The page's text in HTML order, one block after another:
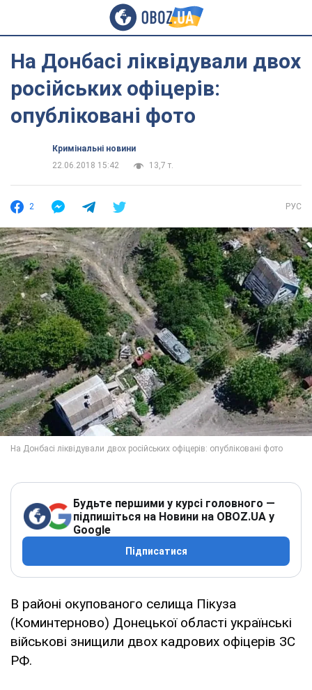
На Донбасі ліквідували двох
російських офіцерів:
опубліковані фото
Кримінальні новини
22.06.2018 15:42
13,7 т.
2 РУС
Будьте першими у курсі головного —
підпишіться на Новини на OBOZ.UA у
Google
Підписатися
В районі окупованого селища Пікуза
(Коминтерново) Донецької області українські
військові знищили двох кадрових офіцерів ЗС
РФ.